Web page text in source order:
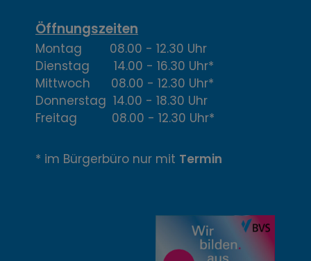
,
Ö
f
f
n
u
Öffnungszeiten
Montag 08.00 - 12.30 Uhr
Dienstag 14.00 - 16.30 Uhr*
Mittwoch 08.00 - 12.30 Uhr*
Donnerstag 14.00 - 18.30 Uhr
Freitag 08.00 - 12.30 Uhr*
* im Bürgerbüro nur mit Termin